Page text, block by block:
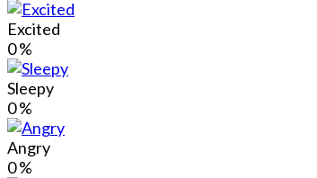
Excited
0%
Sleepy
0%
Angry
0%